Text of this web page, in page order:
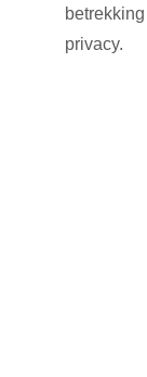
privacy.